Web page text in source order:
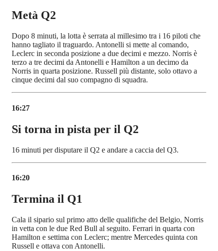
Metà Q2
Dopo 8 minuti, la lotta è serrata al millesimo tra i 16 piloti che
hanno tagliato il traguardo. Antonelli si mette al comando,
Leclerc in seconda posizione a due decimi e mezzo. Norris è
terzo a tre decimi da Antonelli e Hamilton a un decimo da
Norris in quarta posizione. Russell più distante, solo ottavo a
cinque decimi dal suo compagno di squadra.
16:27
Si torna in pista per il Q2
16 minuti per disputare il Q2 e andare a caccia del Q3.
16:20
Termina il Q1
Cala il sipario sul primo atto delle qualifiche del Belgio, Norris
in vetta con le due Red Bull al seguito. Ferrari in quarta con
Hamilton e settima con Leclerc; mentre Mercedes quinta con
Russell e ottava con Antonelli.